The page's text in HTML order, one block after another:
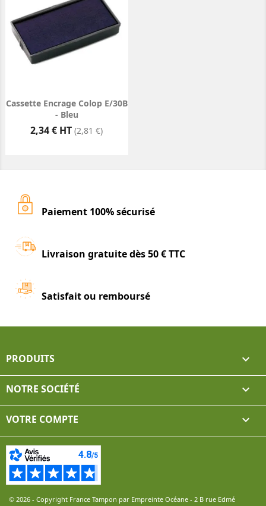
Cassette Encrage Colop E/30B
- Bleu
Prix
2,34 € HT (2,81 €)
Paiement 100% sécurisé
Livraison gratuite dès 50 € TTC
Satisfait ou remboursé
PRODUITS 
NOTRE SOCIÉTÉ 
VOTRE COMPTE 
© 2026 - Copyright France Tampon par Empreinte Océane - 2 B rue Edmé